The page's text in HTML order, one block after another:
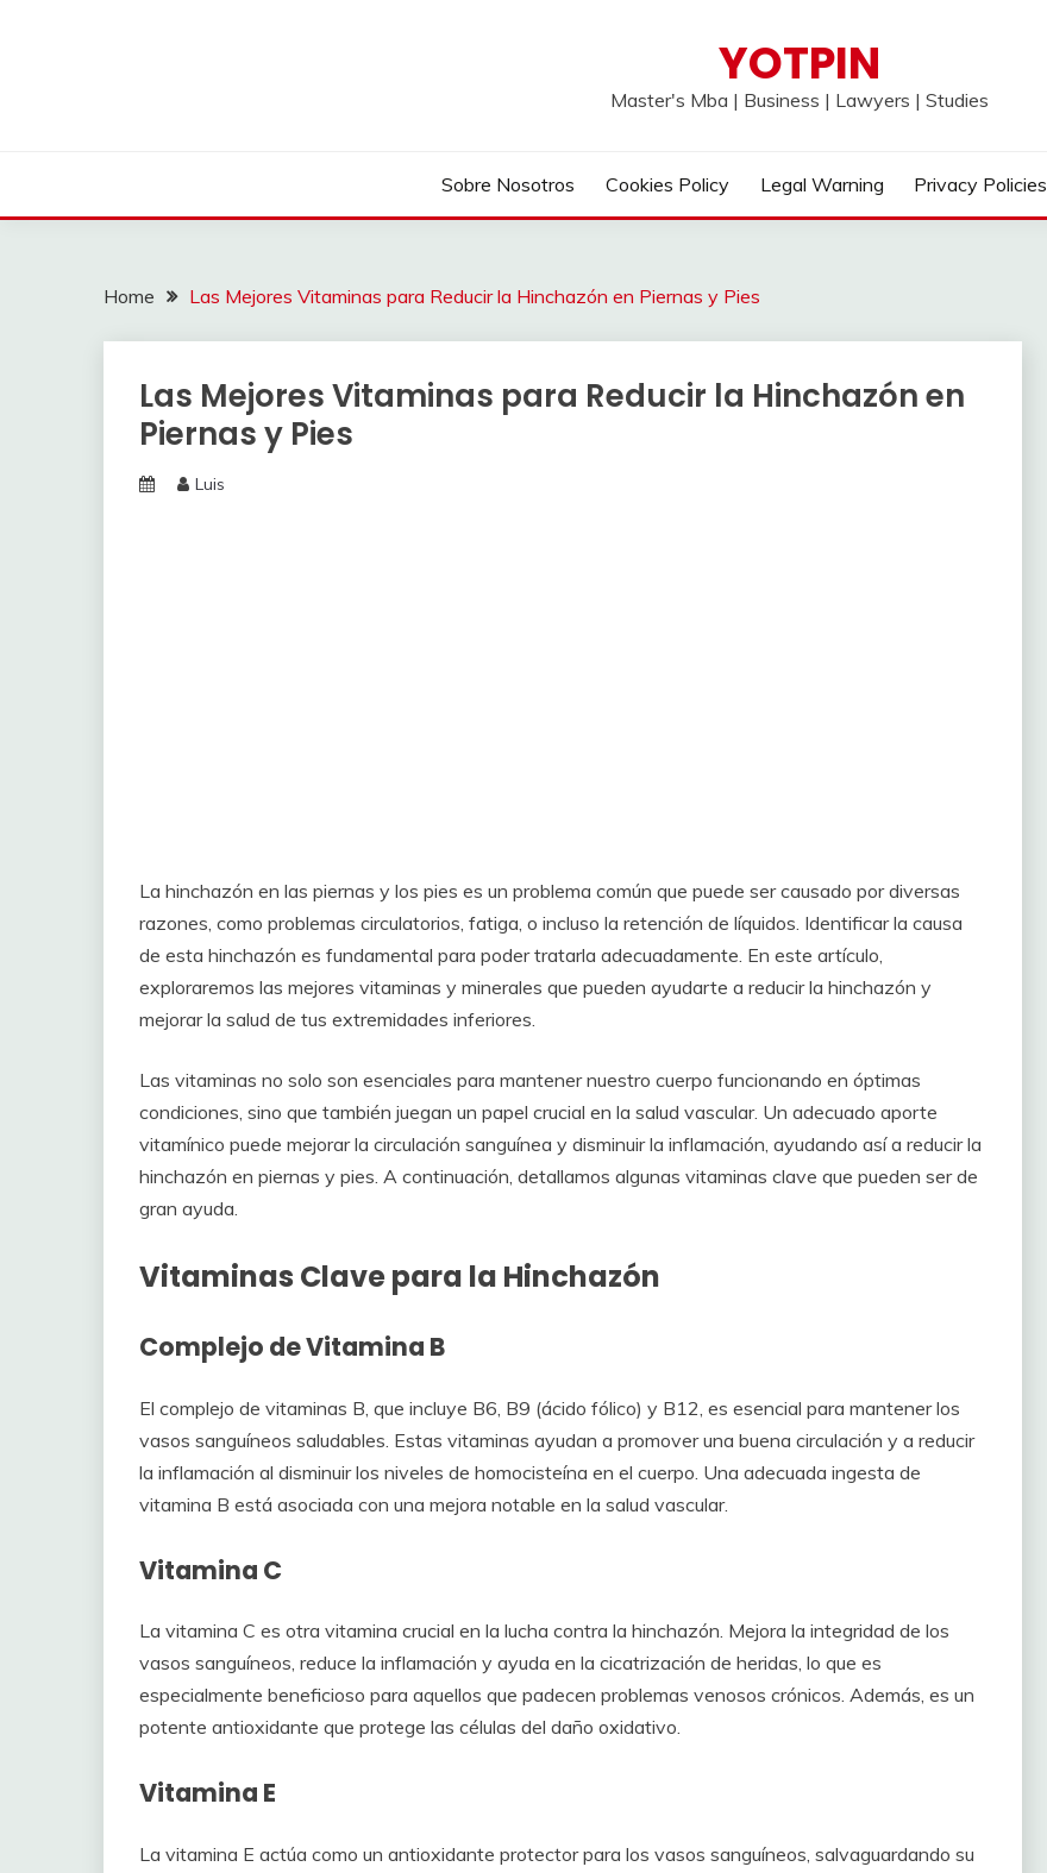
YOTPIN
Master's Mba | Business | Lawyers | Studies
Sobre Nosotros Cookies Policy Legal Warning Privacy Policies
Home Las Mejores Vitaminas para Reducir la Hinchazón en Piernas y Pies
Las Mejores Vitaminas para Reducir la Hinchazón en
Piernas y Pies
Luis
La hinchazón en las piernas y los pies es un problema común que puede ser causado por diversas
razones, como problemas circulatorios, fatiga, o incluso la retención de líquidos. Identificar la causa
de esta hinchazón es fundamental para poder tratarla adecuadamente. En este artículo,
exploraremos las mejores vitaminas y minerales que pueden ayudarte a reducir la hinchazón y
mejorar la salud de tus extremidades inferiores.
Las vitaminas no solo son esenciales para mantener nuestro cuerpo funcionando en óptimas
condiciones, sino que también juegan un papel crucial en la salud vascular. Un adecuado aporte
vitamínico puede mejorar la circulación sanguínea y disminuir la inflamación, ayudando así a reducir la
hinchazón en piernas y pies. A continuación, detallamos algunas vitaminas clave que pueden ser de
gran ayuda.
Vitaminas Clave para la Hinchazón
Complejo de Vitamina B
El complejo de vitaminas B, que incluye B6, B9 (ácido fólico) y B12, es esencial para mantener los
vasos sanguíneos saludables. Estas vitaminas ayudan a promover una buena circulación y a reducir
la inflamación al disminuir los niveles de homocisteína en el cuerpo. Una adecuada ingesta de
vitamina B está asociada con una mejora notable en la salud vascular.
Vitamina C
La vitamina C es otra vitamina crucial en la lucha contra la hinchazón. Mejora la integridad de los
vasos sanguíneos, reduce la inflamación y ayuda en la cicatrización de heridas, lo que es
especialmente beneficioso para aquellos que padecen problemas venosos crónicos. Además, es un
potente antioxidante que protege las células del daño oxidativo.
Vitamina E
La vitamina E actúa como un antioxidante protector para los vasos sanguíneos, salvaguardando su